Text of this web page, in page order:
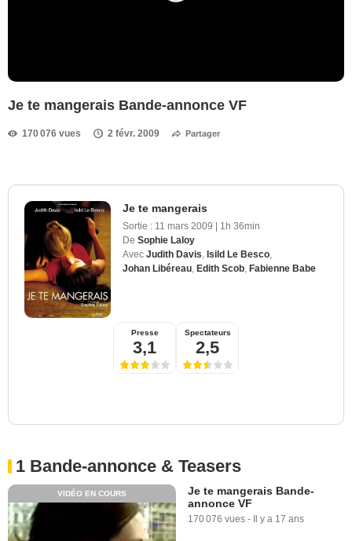
Je te mangerais Bande-annonce VF
170 076 vues 2 févr. 2009 Partager
Je te mangerais
Sortie : 11 mars 2009 | 1h 36min
De Sophie Laloy
Avec Judith Davis Isild Le Besco
Johan Libéreau Edith Scob Fabienne Babe
Presse
3,1
Spectateurs
2,5
1 Bande-annonce & Teasers
VIDÉO EN COURS
Je te mangerais Bande-
annonce VF
170 076 vues - Il y a 17 ans